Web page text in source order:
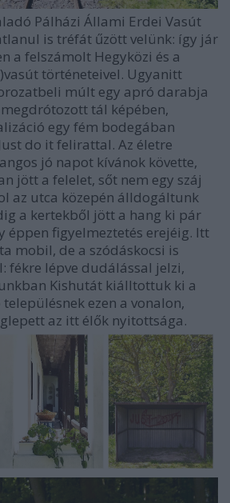
Pálházi Állami Erdei Vasút
is tréfát űzött velünk: így jár
a felszámolt Hegyközi és a
történeteivel. Ugyanitt
múlt egy apró darabja
tál képében,
egy fém bodegában
do it felirattal. Az életre
jó napot kívánok követte,
jött a felelet, sőt nem egy száj
az utca közepén álldogáltunk
a kertekből jött a hang ki pár
éppen figyelmeztetés erejéig. Itt
mobil, de a szódáskocsi is
fékre lépve dudálással jelzi,
Kishutát kiálltottuk ki a
ezen a vonalon,
az itt élők nyitottsága.